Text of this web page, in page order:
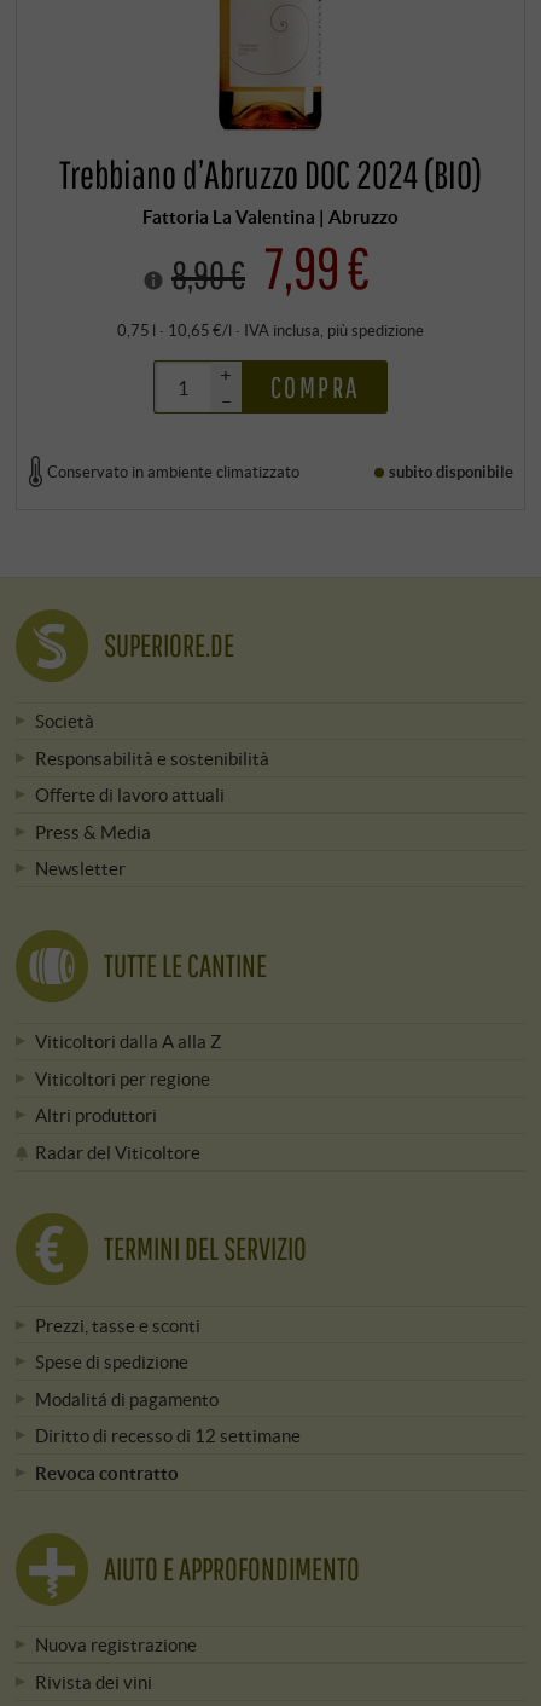
Trebbiano d’Abruzzo DOC 2024 (BIO)
Fattoria La Valentina | Abruzzo
8,90 € 7,99 €
0,75 l · 10,65 €/l · IVA inclusa, più spedizione
+
–
COMPRA
Conservato in ambiente climatizzato subito disponibile
SUPERIORE.DE
Società
Responsabilità e sostenibilità
Offerte di lavoro attuali
Press & Media
Newsletter
TUTTE LE CANTINE
Viticoltori dalla A alla Z
Viticoltori per regione
Altri produttori
Radar del Viticoltore
TERMINI DEL SERVIZIO
Prezzi, tasse e sconti
Spese di spedizione
Modalitá di pagamento
Diritto di recesso di 12 settimane
Revoca contratto
AIUTO E APPROFONDIMENTO
Nuova registrazione
Rivista dei vini